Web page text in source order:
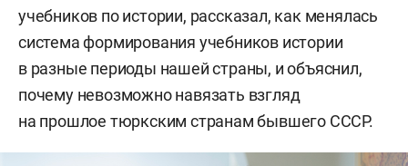
учебников по истории, рассказал, как менялась
система формирования учебников истории
в разные периоды нашей страны, и объяснил,
почему невозможно навязать взгляд
на прошлое тюркским странам бывшего СССР.